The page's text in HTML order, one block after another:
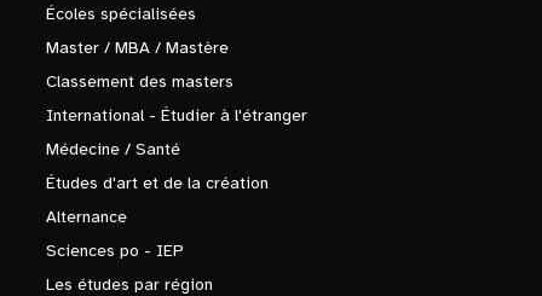
Écoles spécialisées
Master / MBA / Mastère
Classement des masters
International - Étudier à l'étranger
Médecine / Santé
Études d'art et de la création
Alternance
Sciences po - IEP
Les études par région